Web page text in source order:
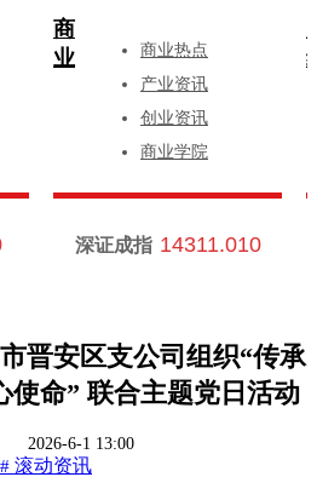
商
业
商业热点
产业资讯
创业资讯
商业学院
深证成指 14311.010
晋安区支公司组织“传承
使命” 联合主题党日活动
2026-6-1 13:00
# 滚动资讯